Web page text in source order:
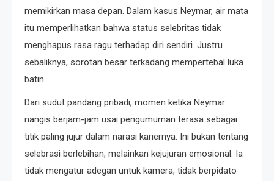
memikirkan masa depan. Dalam kasus Neymar, air mata
itu memperlihatkan bahwa status selebritas tidak
menghapus rasa ragu terhadap diri sendiri. Justru
sebaliknya, sorotan besar terkadang mempertebal luka
batin.
Dari sudut pandang pribadi, momen ketika Neymar
nangis berjam-jam usai pengumuman terasa sebagai
titik paling jujur dalam narasi kariernya. Ini bukan tentang
selebrasi berlebihan, melainkan kejujuran emosional. Ia
tidak mengatur adegan untuk kamera, tidak berpidato